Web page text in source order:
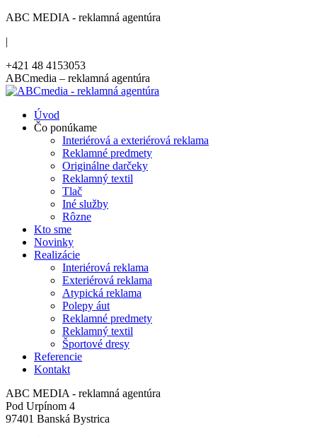
Skip
ABC MEDIA - reklamná agentúra
|
+421 48 4153053
Facebook
page
new
ABCmedia – reklamná agentúra
Úvod
Čo ponúkame
Interiérová a exteriérová reklama
Reklamné predmety
Originálne darčeky
Reklamný textil
Tlač
Iné služby
Rôzne
Kto sme
Novinky
Realizácie
Interiérová reklama
Exteriérová reklama
Atypická reklama
Polepy áut
Reklamné predmety
Reklamný textil
Športové dresy
Referencie
Kontakt
ABC MEDIA - reklamná agentúra
Pod Urpínom 4
97401 Banská Bystrica